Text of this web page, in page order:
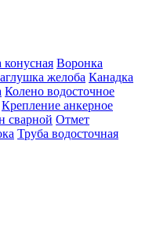
Воронка
желоба Канадка
Колено водосточное
Крепление анкерное
сварной Отмет
Труба водосточная